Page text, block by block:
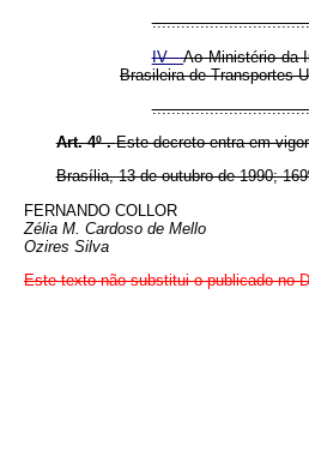
IV -Ao Ministério da
Brasileira de Transportes
Art. 4º .Este decreto entra em
Brasília, 13 de outubro de 1990;
FERNANDO COLLOR
Zélia M. Cardoso de Mello
Ozires Silva
Este texto não substitui o publicado no